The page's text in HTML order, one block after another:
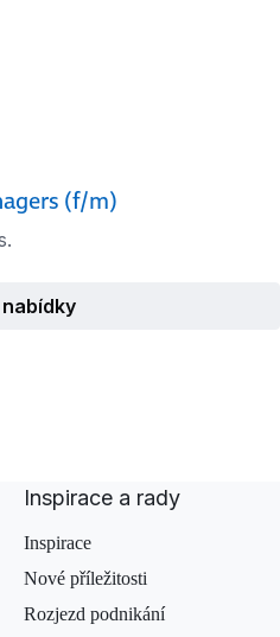
(f/m)
Inspirace a rady
Inspirace
Nové příležitosti
Rozjezd podnikání